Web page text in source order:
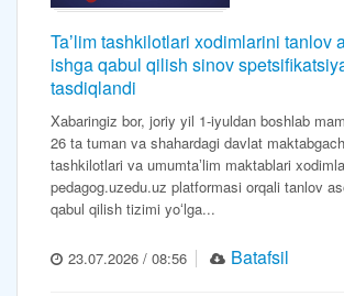
Taʼlim tashkilotlari xodimlarini tanlov
ishga qabul qilish sinov
tasdiqlandi
Xabaringiz bor, joriy yil 1-iyuldan boshlab
26 ta tuman va shahardagi davlat
tashkilotlari va umumtaʼlim maktablari
pedagog.uzedu.uz platformasi orqali tanlov
qabul qilish tizimi yoʻlga...
23.07.2026 / 08:56 Batafsil